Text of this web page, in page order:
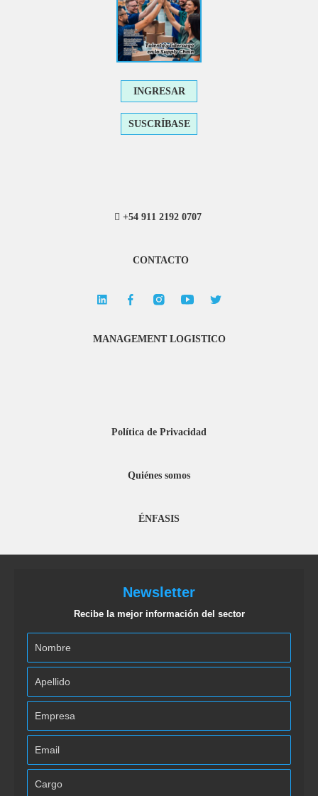
INGRESAR
SUSCRÍBASE
+54 911 2192 0707
CONTACTO
MANAGEMENT LOGISTICO
Política de Privacidad
Quiénes somos
ÉNFASIS
Newsletter
Recibe la mejor información del sector